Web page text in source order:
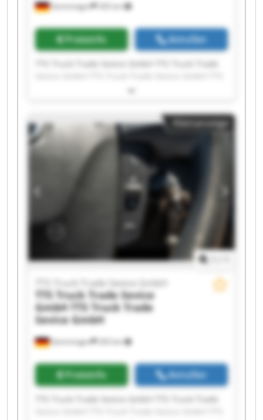
Gemmingen 265 km
Preisinfo Anrufen
TTS Truck Trade Sevice GmbH TTS Truck Trade
Truck Trade Sevice GmbH TTS Truck Trade
Truck Trade Sevice GmbH TTS Truck Trade
Sevice GmbH TTS Truck Trade Sevice GmbH TTS
Truck Trade Sevice GmbH TTS Truck Trade
Sevice GmbH TTS Truck Trade Sevice GmbH TTS
Truck Trade Sevice GmbH TTS Truck Trade
Sevice GmbH TTS Truck Trade Sevice GmbH TTS
Truck Trade Sevice GmbH TTS Truck Trade
Sevice GmbH TTS Truck Trade Sevice GmbH TTS
Truck Trade Sevice GmbH TTS Truck Trade
Sevice GmbH
Kleinanzeige
Gemmingen 265 km
TTS Truck Trade Sevice GmbH
TTS Truck Trade Sevice
GmbH TTS Truck Trade
Sevice GmbH
Preisinfo Anrufen
TTS Truck Trade Sevice GmbH TTS Truck Trade